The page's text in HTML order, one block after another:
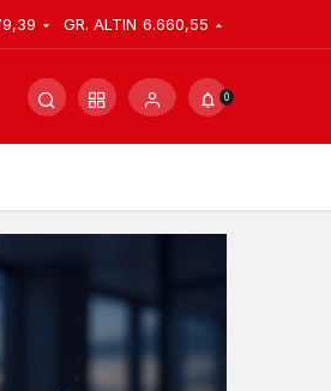
GR. ALTIN 6.660,55
0